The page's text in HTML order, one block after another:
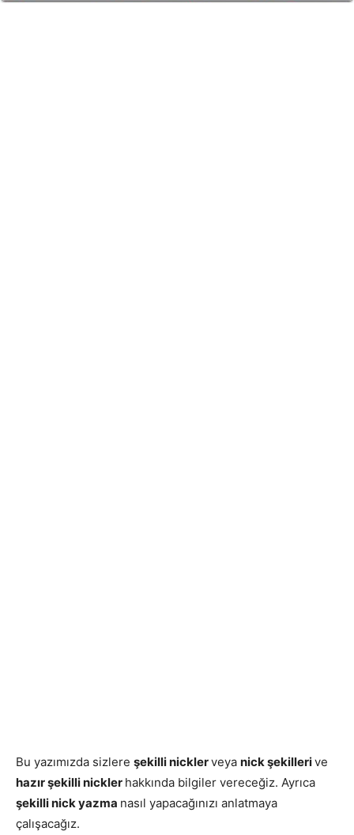
Bu yazımızda sizlere şekilli nicklerveya nick şekillerive
hazır şekilli nickler hakkında bilgiler vereceğiz. Ayrıca
şekilli nick yazma nasıl yapacağınızı anlatmaya
çalışacağız.